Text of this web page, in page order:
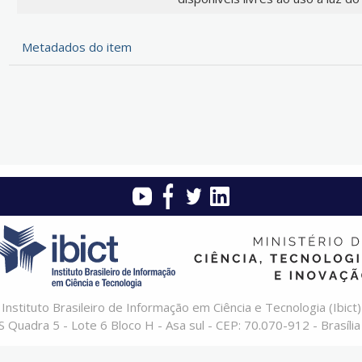
Metadados do item
Instituto Brasileiro de Informação em Ciência e Tecnologia (Ibict)
Quadra 5 - Lote 6 Bloco H - Asa sul - CEP: 70.070-912 -